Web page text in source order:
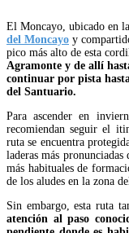
El Moncayo, ubicado en
del Moncayo y
pico más alto de esta
Agramonte y de allí
continuar por pista
del Santuario.
Para ascender en
recomiendan seguir el
ruta se encuentra
laderas más
más habituales de
de los aludes en la zona
Sin embargo, esta ruta
atención al paso